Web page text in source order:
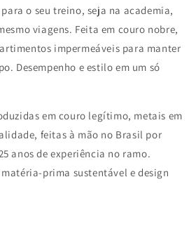
o seu treino, seja na academia,
viagens. Feita em couro nobre,
impermeáveis para manter
Desempenho e estilo em um só
em couro legítimo, metais em
feitas à mão no Brasil por
anos de experiência no ramo.
prima sustentável e design